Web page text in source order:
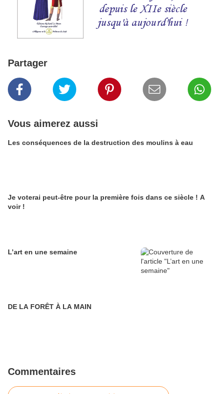
Partager
Vous aimerez aussi
Les conséquences de la destruction des moulins à eau
Je voterai peut-être pour la première fois dans ce siècle ! A
voir !
L’art en une semaine
DE LA FORÊT À LA MAIN
Commentaires